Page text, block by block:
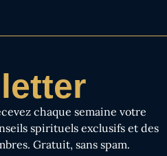
chaque semaine votre
spirituels exclusifs et des
Gratuit, sans spam.